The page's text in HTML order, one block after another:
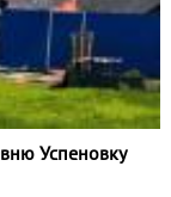
Успеновку